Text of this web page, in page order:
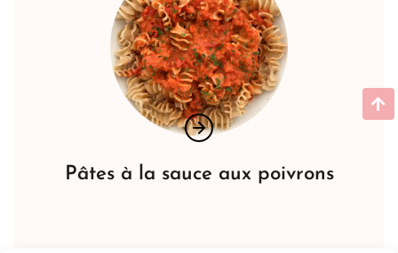
Pâtes à la sauce aux poivrons